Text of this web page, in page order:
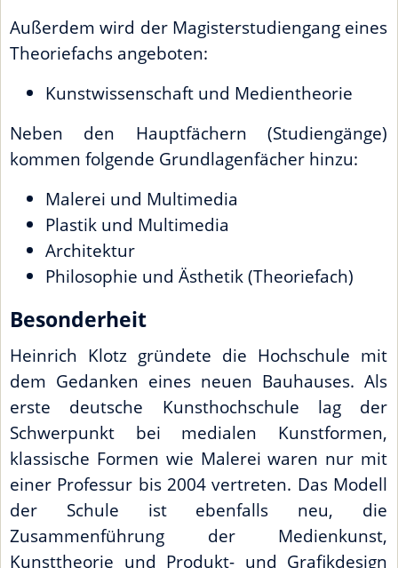
Außerdem wird der Magisterstudiengang eines
Theoriefachs angeboten:
Kunstwissenschaft und Medientheorie
Neben den Hauptfächern (Studiengänge)
kommen folgende Grundlagenfächer hinzu:
Malerei und Multimedia
Plastik und Multimedia
Architektur
Philosophie und Ästhetik (Theoriefach)
Besonderheit
Heinrich Klotz gründete die Hochschule mit
dem Gedanken eines neuen Bauhauses. Als
erste deutsche Kunsthochschule lag der
Schwerpunkt bei medialen Kunstformen,
klassische Formen wie Malerei waren nur mit
einer Professur bis 2004 vertreten. Das Modell
der Schule ist ebenfalls neu, die
Zusammenführung der Medienkunst,
Kunsttheorie und Produkt- und Grafikdesign